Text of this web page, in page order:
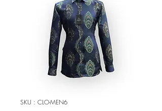
SKU : CLO-MEN6